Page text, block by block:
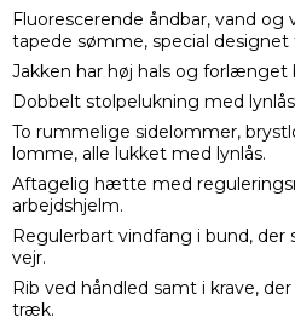
Fluorescerende åndbar, vand
tapede sømme, special designet
Jakken har høj hals og forlænget
Dobbelt stolpelukning med
To rummelige sidelommer,
lomme, alle lukket med lynlås.
Aftagelig hætte med
arbejdshjelm.
Regulerbart vindfang i bund,
vejr.
Rib ved håndled samt i krave,
træk.